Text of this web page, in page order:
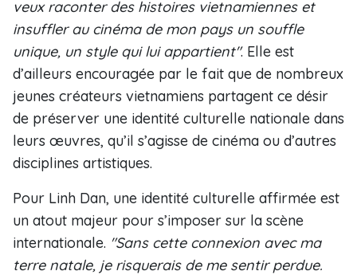
veux raconter des histoires vietnamiennes et
insuffler au cinéma de mon pays un souffle
unique, un style qui lui appartient". Elle est
d’ailleurs encouragée par le fait que de nombreux
jeunes créateurs vietnamiens partagent ce désir
de préserver une identité culturelle nationale dans
leurs œuvres, qu’il s’agisse de cinéma ou d’autres
disciplines artistiques.
Pour Linh Dan, une identité culturelle affirmée est
un atout majeur pour s’imposer sur la scène
internationale. "Sans cette connexion avec ma
terre natale, je risquerais de me sentir perdue.